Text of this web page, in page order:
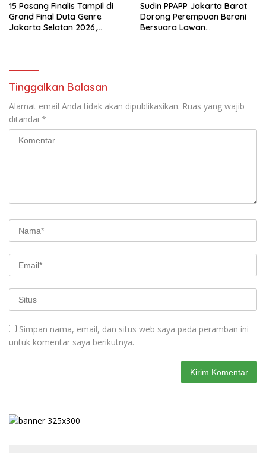
15 Pasang Finalis Tampil di
Grand Final Duta Genre
Jakarta Selatan 2026,
Sudin PPAPP Jakarta Barat
Dorong Perempuan Berani
Bersuara Lawan
Tinggalkan Balasan
Alamat email Anda tidak akan dipublikasikan. Ruas yang wajib
ditandai *
Simpan nama, email, dan situs web saya pada peramban ini
untuk komentar saya berikutnya.